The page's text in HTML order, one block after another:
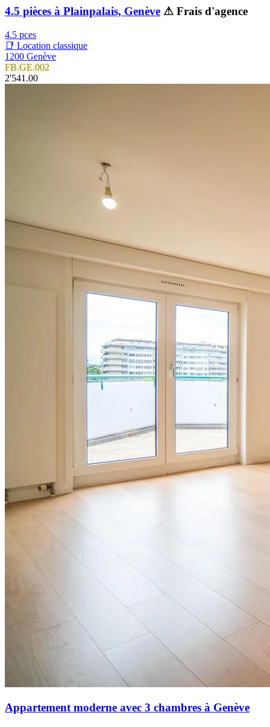
4.5 pièces à Plainpalais, Genève ⚠ Frais d'agence
4.5 pces
📑 Location classique
1200 Genève
FB.GE.002
2'541.00
Appartement moderne avec 3 chambres à Genève